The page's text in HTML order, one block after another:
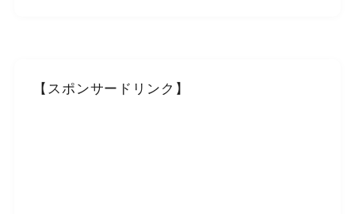
【スポンサードリンク】